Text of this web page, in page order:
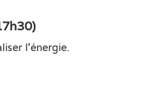
l’énergie.